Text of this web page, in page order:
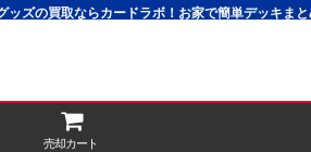
ズの買取ならカードラボ！お家で簡単デッキま
売却カート